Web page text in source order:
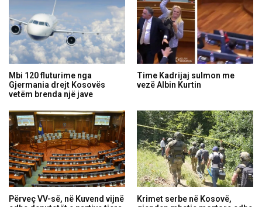
Mbi 120 fluturime nga
Gjermania drejt Kosovës
vetëm brenda një jave
Time Kadrijaj sulmon me
vezë Albin Kurtin
Përveç VV-së, në Kuvend vijnë
Krimet serbe në Kosovë,